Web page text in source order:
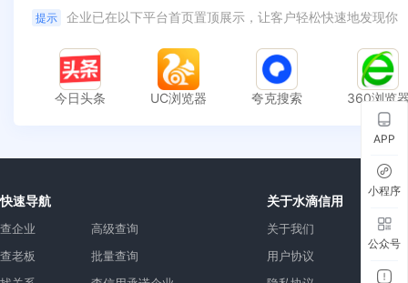
提示 企业已在以下平台首页置顶展示，让客户轻松快速地发现你
今日头条 UC浏览器 夸克搜索 360浏览
快速导航
查企业
查老板
高级查询
批量查询
关于水滴信用
关于我们
用户协议
APP
小程序
公众号